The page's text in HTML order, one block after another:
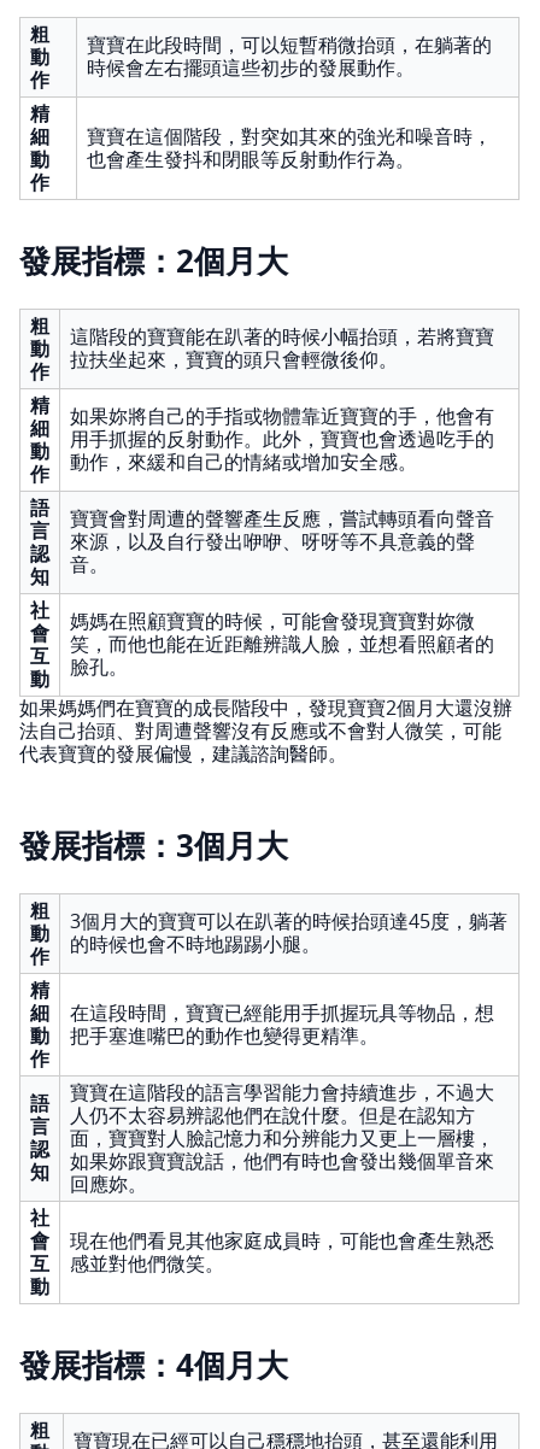
粗
動
作
寶寶在此段時間，可以短暫稍微抬頭，在躺著的
時候會左右擺頭這些初步的發展動作。
精
細
動
作
寶寶在這個階段，對突如其來的強光和噪音時，
也會產生發抖和閉眼等反射動作行為。
發展指標：2個月大
粗
動
作
這階段的寶寶能在趴著的時候小幅抬頭，若將寶寶
拉扶坐起來，寶寶的頭只會輕微後仰。
精
細
動
作
如果妳將自己的手指或物體靠近寶寶的手，他會有
用手抓握的反射動作。此外，寶寶也會透過吃手的
動作，來緩和自己的情緒或增加安全感。
語
言
認
知
寶寶會對周遭的聲響產生反應，嘗試轉頭看向聲音
來源，以及自行發出咿咿、呀呀等不具意義的聲
音。
社
會
互
動
媽媽在照顧寶寶的時候，可能會發現寶寶對妳微
笑，而他也能在近距離辨識人臉，並想看照顧者的
臉孔。
如果媽媽們在寶寶的成長階段中，發現寶寶2個月大還沒辦
法自己抬頭、對周遭聲響沒有反應或不會對人微笑，可能
代表寶寶的發展偏慢，建議諮詢醫師。
發展指標：3個月大
粗
動
作
3個月大的寶寶可以在趴著的時候抬頭達45度，躺著
的時候也會不時地踢踢小腿。
精
細
動
作
在這段時間，寶寶已經能用手抓握玩具等物品，想
把手塞進嘴巴的動作也變得更精準。
語
言
認
知
寶寶在這階段的語言學習能力會持續進步，不過大
人仍不太容易辨認他們在說什麼。但是在認知方
面，寶寶對人臉記憶力和分辨能力又更上一層樓，
如果妳跟寶寶說話，他們有時也會發出幾個單音來
回應妳。
社
會
互
動
現在他們看見其他家庭成員時，可能也會產生熟悉
感並對他們微笑。
發展指標：4個月大
粗
寶寶現在已經可以自己穩穩地抬頭，甚至還能利用